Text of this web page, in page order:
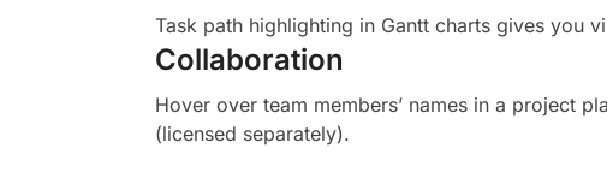
Task path highlighting in Gantt charts gives you
Collaboration
Hover over team members’ names in a project
(licensed separately).